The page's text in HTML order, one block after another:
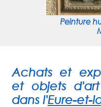
Peinture
Achats et
et objets
dans l'Eure-et-